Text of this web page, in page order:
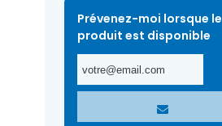
Prévenez-moi lorsque le
produit est disponible